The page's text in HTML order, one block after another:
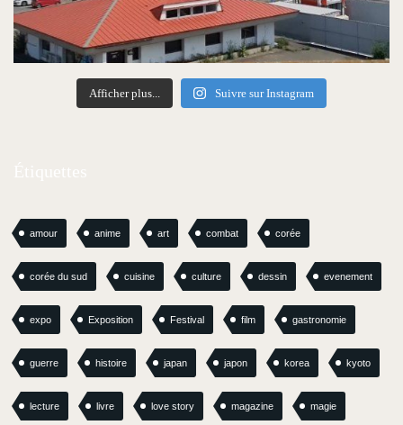
Afficher plus... Suivre sur Instagram
amour anime art combat corée
corée du sud cuisine culture dessin evenement
expo Exposition Festival film gastronomie
guerre histoire japan japon korea kyoto
lecture livre love story magazine magie